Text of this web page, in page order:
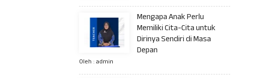
Mengapa Anak Perlu
Memiliki Cita-Cita untuk
Dirinya Sendiri di Masa
Depan
Oleh : admin